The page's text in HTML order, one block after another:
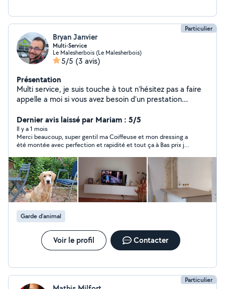
Particulier
Bryan Janvier
Multi-Service
Le Malesherbois (Le Malesherbois)
5/5 (3 avis)
Présentation
Multi service, je suis touche à tout n'hésitez pas a faire
appelle a moi si vous avez besoin d'un prestation
Dernier avis laissé par Mariam : 5/5
Il y a 1 mois
Merci beaucoup, super gentil ma Coiffeuse et mon dressing a
été montée avec perfection et rapidité et tout ça à Bas prix je
Garde d’animal
Voir le profil Contacter
Particulier